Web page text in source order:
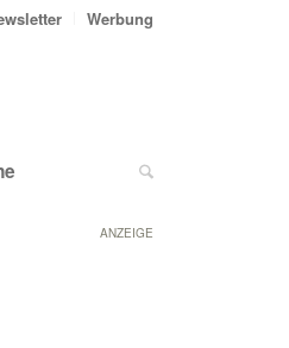
Werbung
ANZEIGE